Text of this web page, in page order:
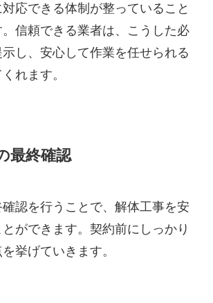
応できる体制が整っていること
信頼できる業者は、こうした必
し、安心して作業を任せられる
れます。
最終確認
認を行うことで、解体工事を安
ができます。契約前にしっかり
挙げていきます。